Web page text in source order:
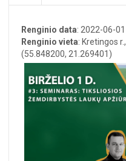
Renginio data: 2022-06-
Renginio vieta: Kretingos
(55.848200, 21.269401)